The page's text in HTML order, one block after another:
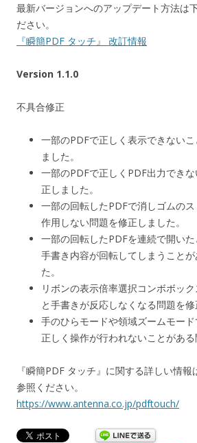
最新バージョンへのアップデート方法は
ださい。
『瞬簡PDF タッチ』 改訂情報
Version 1.1.0
不具合修正
一部のPDFで正しく表示できない
ました。
一部のPDFで正しくPDF出力でき
正しました。
一部の回転したPDFで消しゴムの
作用しない問題を修正しました。
一部の回転したPDFを連続で開い
手書き内容が回転してしまうこと
た。
リボンの表示倍率選択コンボボッ
と手書きが反応しなくなる問題を修
手のひらモードや領域ズームモー
正しく操作が行われないことがある
『瞬簡PDF タッチ』に関する詳しい情
参照ください。
https://www.antenna.co.jp/pdftouch/